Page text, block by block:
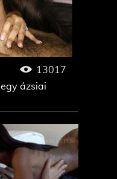
ázsiai
13017